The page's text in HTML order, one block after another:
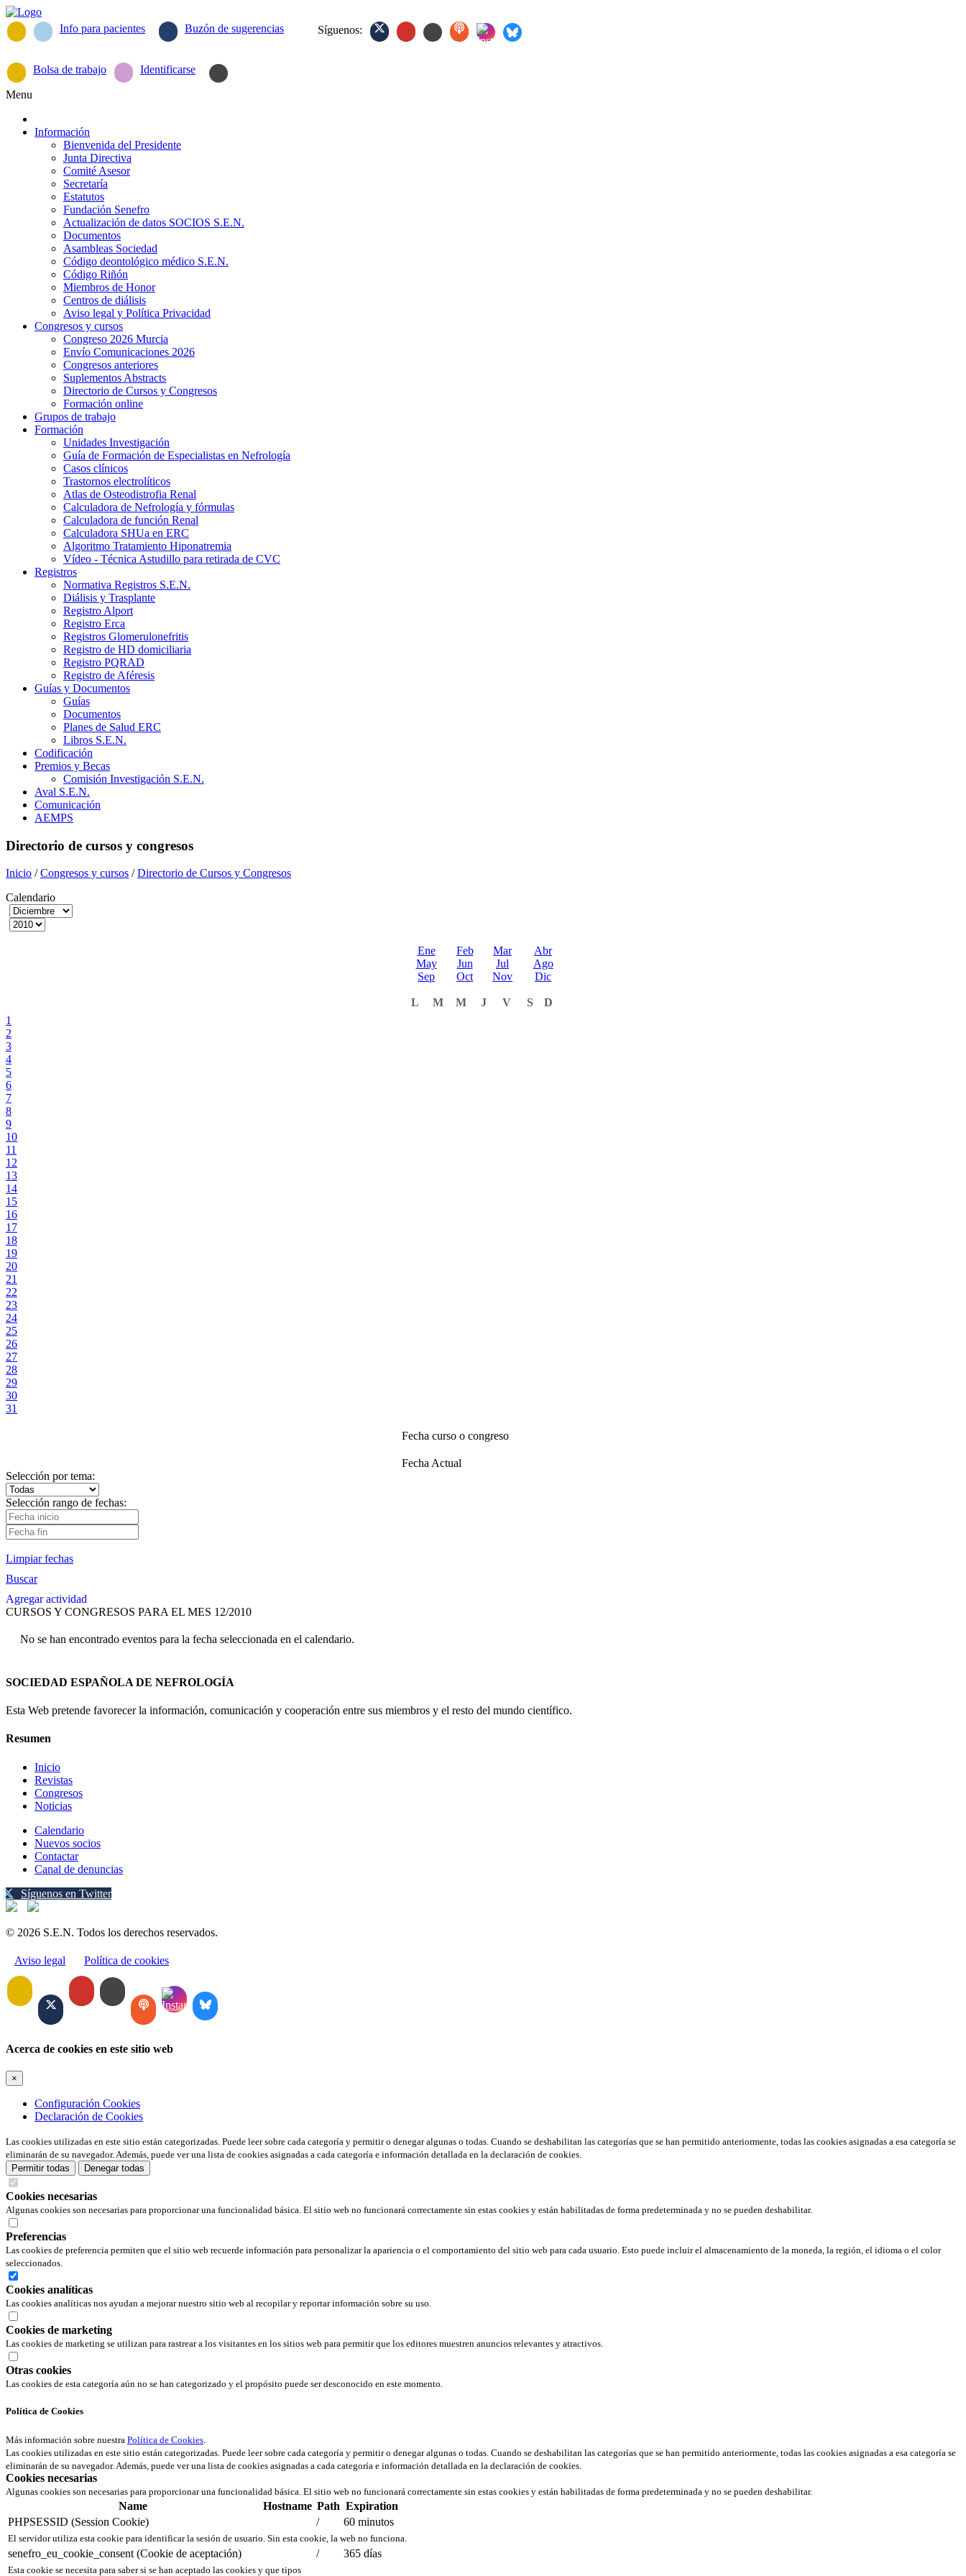
Info para pacientes Buzón de sugerencias Síguenos:
Bolsa de trabajo Identificarse
Menu
Información
Bienvenida del Presidente
Junta Directiva
Comité Asesor
Secretaría
Estatutos
Fundación Senefro
Actualización de datos SOCIOS S.E.N.
Documentos
Asambleas Sociedad
Código deontológico médico S.E.N.
Código Riñón
Miembros de Honor
Centros de diálisis
Aviso legal y Política Privacidad
Congresos y cursos
Congreso 2026 Murcia
Envío Comunicaciones 2026
Congresos anteriores
Suplementos Abstracts
Directorio de Cursos y Congresos
Formación online
Grupos de trabajo
Formación
Unidades Investigación
Guía de Formación de Especialistas en Nefrología
Casos clínicos
Trastornos electrolíticos
Atlas de Osteodistrofia Renal
Calculadora de Nefrología y fórmulas
Calculadora de función Renal
Calculadora SHUa en ERC
Algoritmo Tratamiento Hiponatremia
Vídeo - Técnica Astudillo para retirada de CVC
Registros
Normativa Registros S.E.N.
Diálisis y Trasplante
Registro Alport
Registro Erca
Registros Glomerulonefritis
Registro de HD domiciliaria
Registro PQRAD
Registro de Aféresis
Guías y Documentos
Guías
Documentos
Planes de Salud ERC
Libros S.E.N.
Codificación
Premios y Becas
Comisión Investigación S.E.N.
Aval S.E.N.
Comunicación
AEMPS
Directorio de cursos y congresos
Inicio /Congresos y cursos /Directorio de Cursos y Congresos
Calendario
Ene Feb Mar
Abr
May
Jun Jul
Ago
Sep
Oct Nov Dic
L M M J V S
D
1
2
3
4
5
6
7
8
9
10
11
12
13
14
15
16
17
18
19
20
21
22
23
24
25
26
27
28
29
30
31
Fecha curso o congreso
Fecha Actual
Selección por tema:
Selección rango de fechas:
Limpiar fechas
Buscar
Agregar actividad
CURSOS Y CONGRESOS PARA EL MES 12/2010
No se han encontrado eventos para la fecha seleccionada en el calendario.
SOCIEDAD ESPAÑOLA DE NEFROLOGÍA
Esta Web pretende favorecer la información, comunicación y cooperación entre sus miembros y el resto del mundo científico.
Resumen
Inicio
Revistas
Congresos
Noticias
Calendario
Nuevos socios
Contactar
Canal de denuncias
Síguenos en Twitter
© 2026 S.E.N. Todos los derechos reservados.
Aviso legal Política de cookies
Acerca de cookies en este sitio web
×
Configuración Cookies
Declaración de Cookies
Las cookies utilizadas en este sitio están categorizadas. Puede leer sobre cada categoría y permitir o denegar algunas o todas. Cuando se deshabilitan las categorías que se han permitido anteriormente, todas las cookies asignadas a esa categoría se
eliminarán de su navegador. Además, puede ver una lista de cookies asignadas a cada categoría e información detallada en la declaración de cookies.
Permitir todas
Denegar todas
Cookies necesarias
Algunas cookies son necesarias para proporcionar una funcionalidad básica. El sitio web no funcionará correctamente sin estas cookies y están habilitadas de forma predeterminada y no se pueden deshabilitar.
Preferencias
Las cookies de preferencia permiten que el sitio web recuerde información para personalizar la apariencia o el comportamiento del sitio web para cada usuario. Esto puede incluir el almacenamiento de la moneda, la región, el idioma o el color
seleccionados.
Cookies analíticas
Las cookies analíticas nos ayudan a mejorar nuestro sitio web al recopilar y reportar información sobre su uso.
Cookies de marketing
Las cookies de marketing se utilizan para rastrear a los visitantes en los sitios web para permitir que los editores muestren anuncios relevantes y atractivos.
Otras cookies
Las cookies de esta categoría aún no se han categorizado y el propósito puede ser desconocido en este momento.
Política de Cookies
Más información sobre nuestra Política de Cookies.
Las cookies utilizadas en este sitio están categorizadas. Puede leer sobre cada categoría y permitir o denegar algunas o todas. Cuando se deshabilitan las categorías que se han permitido anteriormente, todas las cookies asignadas a esa categoría se
eliminarán de su navegador. Además, puede ver una lista de cookies asignadas a cada categoría e información detallada en la declaración de cookies.
Cookies necesarias
Algunas cookies son necesarias para proporcionar una funcionalidad básica. El sitio web no funcionará correctamente sin estas cookies y están habilitadas de forma predeterminada y no se pueden deshabilitar.
Name Hostname Path Expiration
PHPSESSID (Session Cookie)
/ 60 minutos
El servidor utiliza esta cookie para identificar la sesión de usuario. Sin esta cookie, la web no funciona.
senefro_eu_cookie_consent (Cookie de aceptación) / 365 días
Esta cookie se necesita para saber si se han aceptado las cookies y que tipos